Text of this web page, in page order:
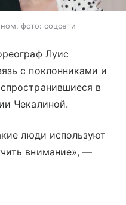
фото: соцсети
Луис
с поклонниками и
в
Чекалиной.
люди используют
внимание», —